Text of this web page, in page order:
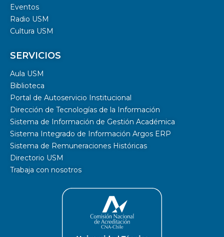
Eventos
Radio USM
Cultura USM
SERVICIOS
Aula USM
Biblioteca
Portal de Autoservicio Institucional
Dirección de Tecnologías de la Información
Sistema de Información de Gestión Académica
Sistema Integrado de Información Argos ERP
Sistema de Remuneraciones Históricas
Directorio USM
Trabaja con nosotros